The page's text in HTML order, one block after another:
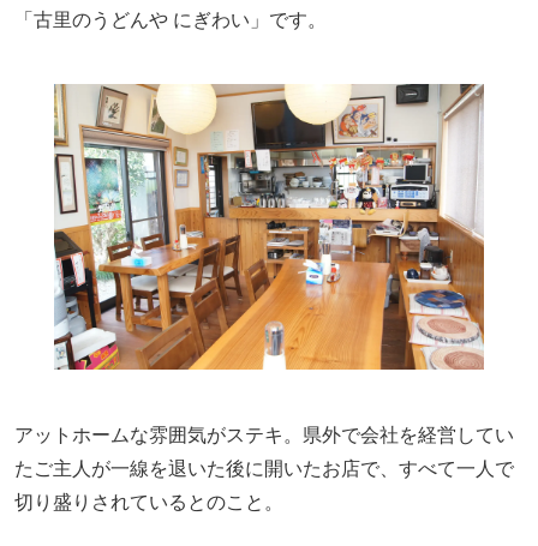
「古里のうどんや にぎわい」です。
アットホームな雰囲気がステキ。県外で会社を経営してい
たご主人が一線を退いた後に開いたお店で、すべて一人で
切り盛りされているとのこと。